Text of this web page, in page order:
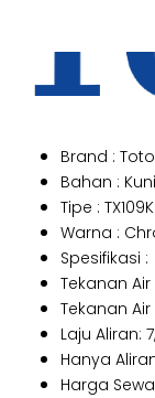
Brand : Toto
Bahan :
Tipe :
Warna :
Spesifikasi :
Tekanan Air
Tekanan Air
Laju Aliran:
Hanya
Harga